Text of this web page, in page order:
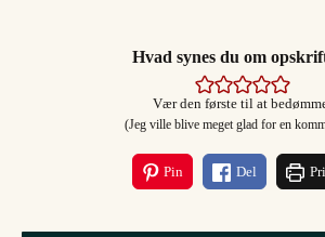
Hvad synes du om
Vær den første til at
(Jeg ville blive meget glad for en
Pin Del